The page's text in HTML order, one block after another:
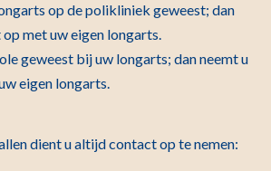
op de polikliniek geweest; dan
met uw eigen longarts.
geweest bij uw longarts; dan neemt u
eigen longarts.
dient u altijd contact op te nemen: